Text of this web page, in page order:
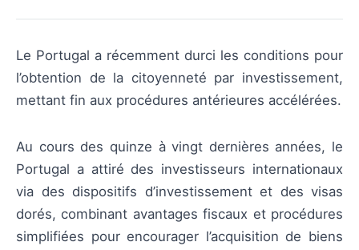
Le Portugal a récemment durci les conditions pour
l’obtention de la citoyenneté par investissement,
mettant fin aux procédures antérieures accélérées.
Au cours des quinze à vingt dernières années, le
Portugal a attiré des investisseurs internationaux
via des dispositifs d’investissement et des visas
dorés, combinant avantages fiscaux et procédures
simplifiées pour encourager l’acquisition de biens